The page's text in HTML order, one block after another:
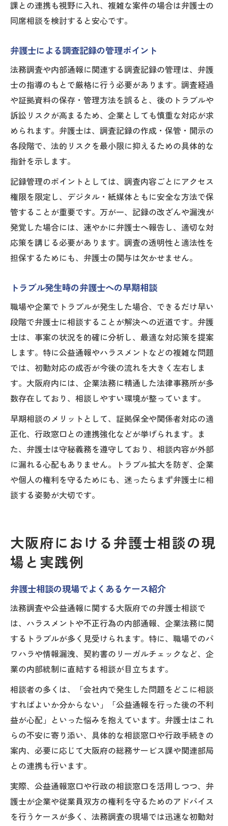
課との連携も視野に入れ、複雑な案件の場合は弁護士の
同席相談を検討すると安心です。
弁護士による調査記録の管理ポイント
法務調査や内部通報に関連する調査記録の管理は、弁護
士の指導のもとで厳格に行う必要があります。調査経過
や証拠資料の保存・管理方法を誤ると、後のトラブルや
訴訟リスクが高まるため、企業としても慎重な対応が求
められます。弁護士は、調査記録の作成・保管・開示の
各段階で、法的リスクを最小限に抑えるための具体的な
指針を示します。
記録管理のポイントとしては、調査内容ごとにアクセス
権限を限定し、デジタル・紙媒体ともに安全な方法で保
管することが重要です。万が一、記録の改ざんや漏洩が
発覚した場合には、速やかに弁護士へ報告し、適切な対
応策を講じる必要があります。調査の透明性と適法性を
担保するためにも、弁護士の関与は欠かせません。
トラブル発生時の弁護士への早期相談
職場や企業でトラブルが発生した場合、できるだけ早い
段階で弁護士に相談することが解決への近道です。弁護
士は、事案の状況を的確に分析し、最適な対応策を提案
します。特に公益通報やハラスメントなどの複雑な問題
では、初動対応の成否が今後の流れを大きく左右しま
す。大阪府内には、企業法務に精通した法律事務所が多
数存在しており、相談しやすい環境が整っています。
早期相談のメリットとして、証拠保全や関係者対応の適
正化、行政窓口との連携強化などが挙げられます。ま
た、弁護士は守秘義務を遵守しており、相談内容が外部
に漏れる心配もありません。トラブル拡大を防ぎ、企業
や個人の権利を守るためにも、迷ったらまず弁護士に相
談する姿勢が大切です。
大阪府における弁護士相談の現
場と実践例
弁護士相談の現場でよくあるケース紹介
法務調査や公益通報に関する大阪府での弁護士相談で
は、ハラスメントや不正行為の内部通報、企業法務に関
するトラブルが多く見受けられます。特に、職場でのパ
ワハラや情報漏洩、契約書のリーガルチェックなど、企
業の内部統制に直結する相談が目立ちます。
相談者の多くは、「会社内で発生した問題をどこに相談
すればよいか分からない」「公益通報を行った後の不利
益が心配」といった悩みを抱えています。弁護士はこれ
らの不安に寄り添い、具体的な相談窓口や行政手続きの
案内、必要に応じて大阪府の総務サービス課や関連部局
との連携も行います。
実際、公益通報窓口や行政の相談窓口を活用しつつ、弁
護士が企業や従業員双方の権利を守るためのアドバイス
を行うケースが多く、法務調査の現場では迅速な初動対